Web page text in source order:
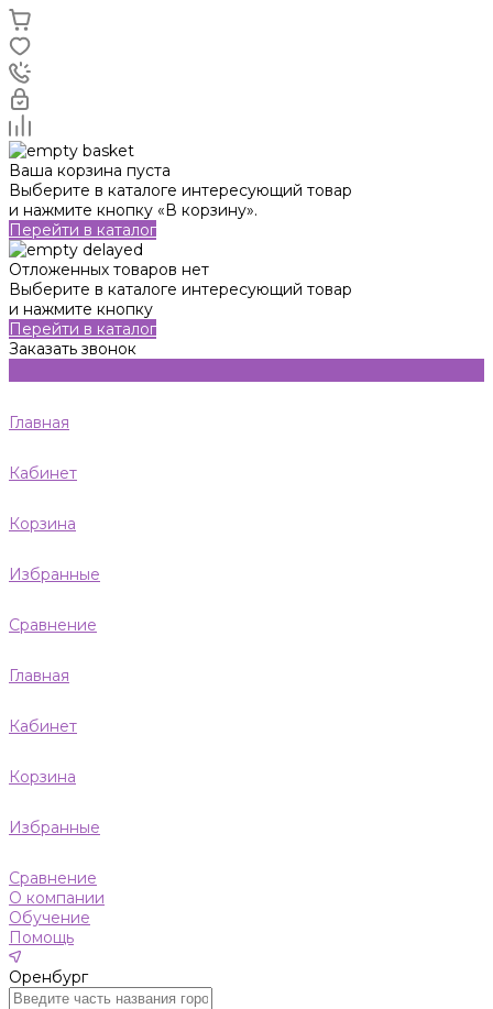
Ваша корзина пуста
Выберите в каталоге интересующий товар
и нажмите кнопку «В корзину».
Перейти в каталог
Отложенных товаров нет
Выберите в каталоге интересующий товар
и нажмите кнопку
Перейти в каталог
Заказать звонок
Главная
Кабинет
Корзина
Избранные
Сравнение
Главная
Кабинет
Корзина
Избранные
Сравнение
О компании
Обучение
Помощь
Оренбург